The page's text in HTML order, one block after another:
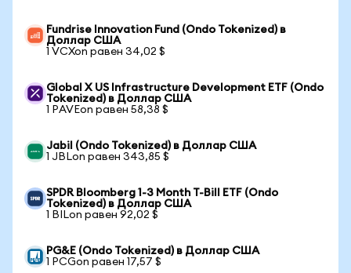
Fundrise Innovation Fund (Ondo Tokenized) в
Доллар США
1 VCXon равен 34,02 $
Global X US Infrastructure Development ETF (Ondo
Tokenized) в Доллар США
1 PAVEon равен 58,38 $
Jabil (Ondo Tokenized) в Доллар США
1 JBLon равен 343,85 $
SPDR Bloomberg 1-3 Month T-Bill ETF (Ondo
Tokenized) в Доллар США
1 BILon равен 92,02 $
PG&E (Ondo Tokenized) в Доллар США
1 PCGon равен 17,57 $